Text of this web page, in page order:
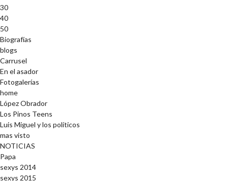
30
40
50
Biografías
blogs
Carrusel
En el asador
Fotogalerías
home
López Obrador
Los Pinos Teens
Luis Miguel y los políticos
mas visto
NOTICIAS
Papa
sexys 2014
sexys 2015